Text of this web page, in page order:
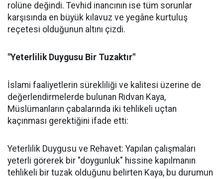
rolüne değindi. Tevhid inancının ise tüm sorunlar
karşısında en büyük kılavuz ve yegâne kurtuluş
reçetesi olduğunun altını çizdi.
"Yeterlilik Duygusu Bir Tuzaktır"
İslami faaliyetlerin sürekliliği ve kalitesi üzerine de
değerlendirmelerde bulunan Rıdvan Kaya,
Müslümanların çabalarında iki tehlikeli uçtan
kaçınması gerektiğini ifade etti:
Yeterlilik Duygusu ve Rehavet: Yapılan çalışmaları
yeterli görerek bir "doygunluk" hissine kapılmanın
tehlikeli bir tuzak olduğunu belirten Kaya, bu durumun